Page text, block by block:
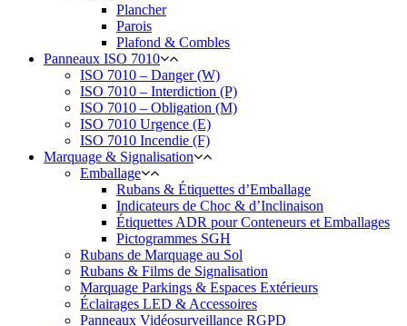
Plancher
Parois
Plafond & Combles
Panneaux ISO 7010
ISO 7010 – Danger (W)
ISO 7010 – Interdiction (P)
ISO 7010 – Obligation (M)
ISO 7010 Urgence (E)
ISO 7010 Incendie (F)
Marquage & Signalisation
Emballage
Rubans & Étiquettes d’Emballage
Indicateurs de Choc & d’Inclinaison
Étiquettes ADR pour Conteneurs et Emballages
Pictogrammes SGH
Rubans de Marquage au Sol
Rubans & Films de Signalisation
Marquage Parkings & Espaces Extérieurs
Éclairages LED & Accessoires
Panneaux Vidéosurveillance RGPD